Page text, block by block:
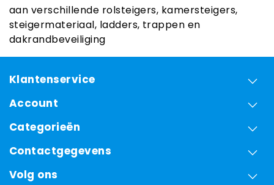
aan verschillende rolsteigers, kamersteigers,
steigermateriaal, ladders, trappen en
dakrandbeveiliging
Klantenservice
Account
Categorieën
Contactgegevens
Volg ons